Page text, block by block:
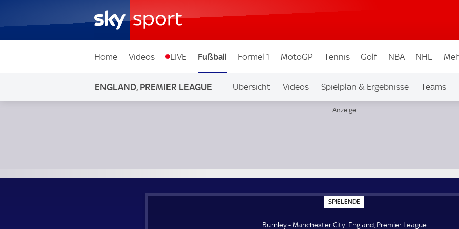
Home Videos LIVE Fußball Formel 1 MotoGP Tennis Golf NBA NHL
ENGLAND, PREMIER LEAGUE Übersicht Videos Spielplan & Ergebnisse Teams
Auf Sky
SPIELENDE
P
E
Burnley - Manchester City. England, Premier League.